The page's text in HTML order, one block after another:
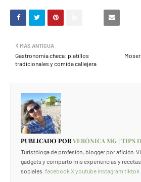
MÁS ANTIGUA
Gastronomía checa: platillos
tradicionales y comida callejera
PUBLICADO PORVERÓNICA MG | TIPS
Turistóloga de profesión; blogger por afición.
gadgets y comparto mis experiencias y
sociales. facebook Xyoutube instagram tiktok